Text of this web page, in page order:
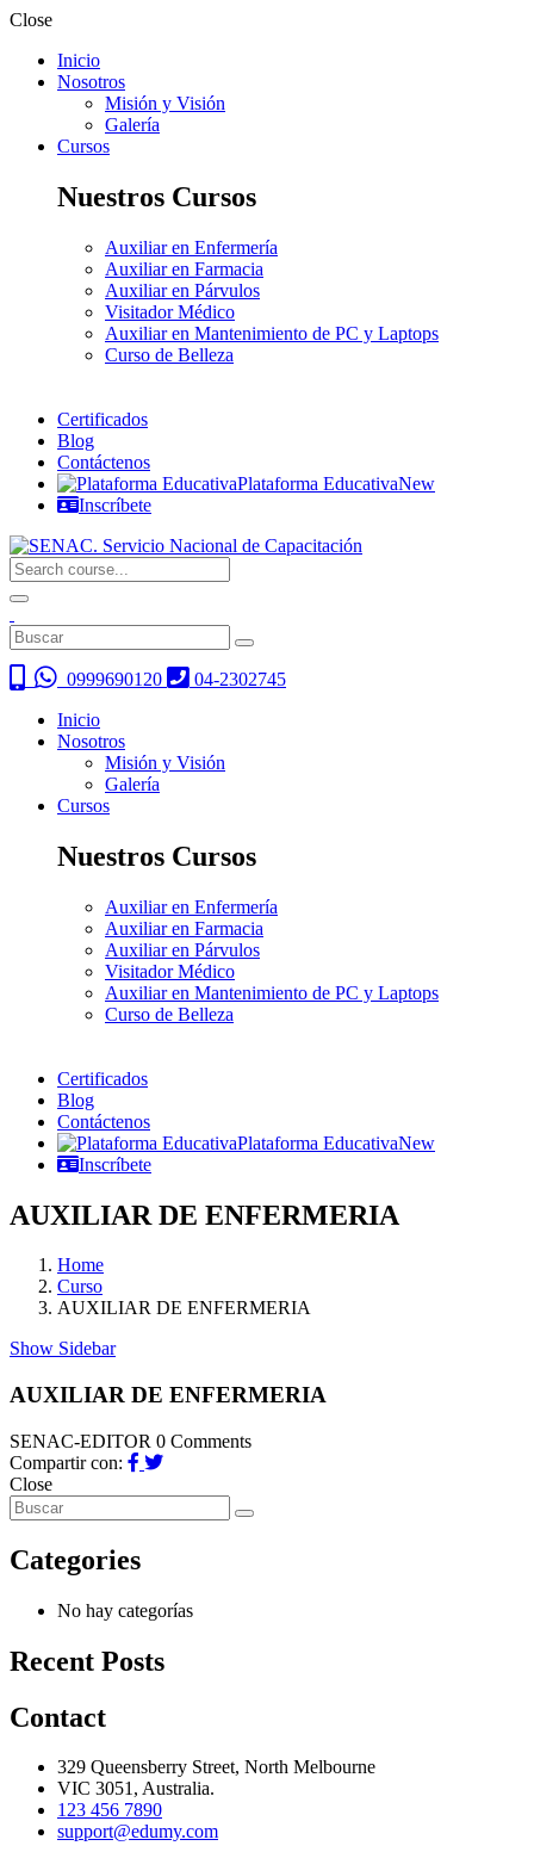
Close
Inicio
Nosotros
Misión y Visión
Galería
Cursos
Nuestros Cursos
Auxiliar en Enfermería
Auxiliar en Farmacia
Auxiliar en Párvulos
Visitador Médico
Auxiliar en Mantenimiento de PC y Laptops
Curso de Belleza
Certificados
Blog
Contáctenos
Plataforma EducativaNew
Inscríbete
0999690120
04-2302745
Inicio
Nosotros
Misión y Visión
Galería
Cursos
Nuestros Cursos
Auxiliar en Enfermería
Auxiliar en Farmacia
Auxiliar en Párvulos
Visitador Médico
Auxiliar en Mantenimiento de PC y Laptops
Curso de Belleza
Certificados
Blog
Contáctenos
Plataforma EducativaNew
Inscríbete
AUXILIAR DE ENFERMERIA
Home
Curso
AUXILIAR DE ENFERMERIA
Show Sidebar
AUXILIAR DE ENFERMERIA
SENAC-EDITOR 0 Comments
Compartir con:
Close
Categories
No hay categorías
Recent Posts
Contact
329 Queensberry Street, North Melbourne
VIC 3051, Australia.
123 456 7890
support@edumy.com